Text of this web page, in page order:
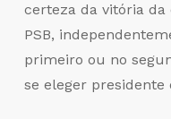
certeza da vitória da
PSB,
primeiro ou no
se eleger presidente